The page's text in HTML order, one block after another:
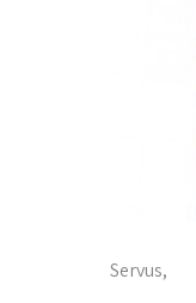
Servus,